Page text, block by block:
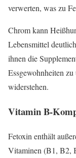
verwerten, was zu
Chrom kann
Lebensmittel
ihnen die
Essgewohnheiten
widerstehen.
Vitamin B-
Fetoxin enthält
Vitaminen (B1, B2,